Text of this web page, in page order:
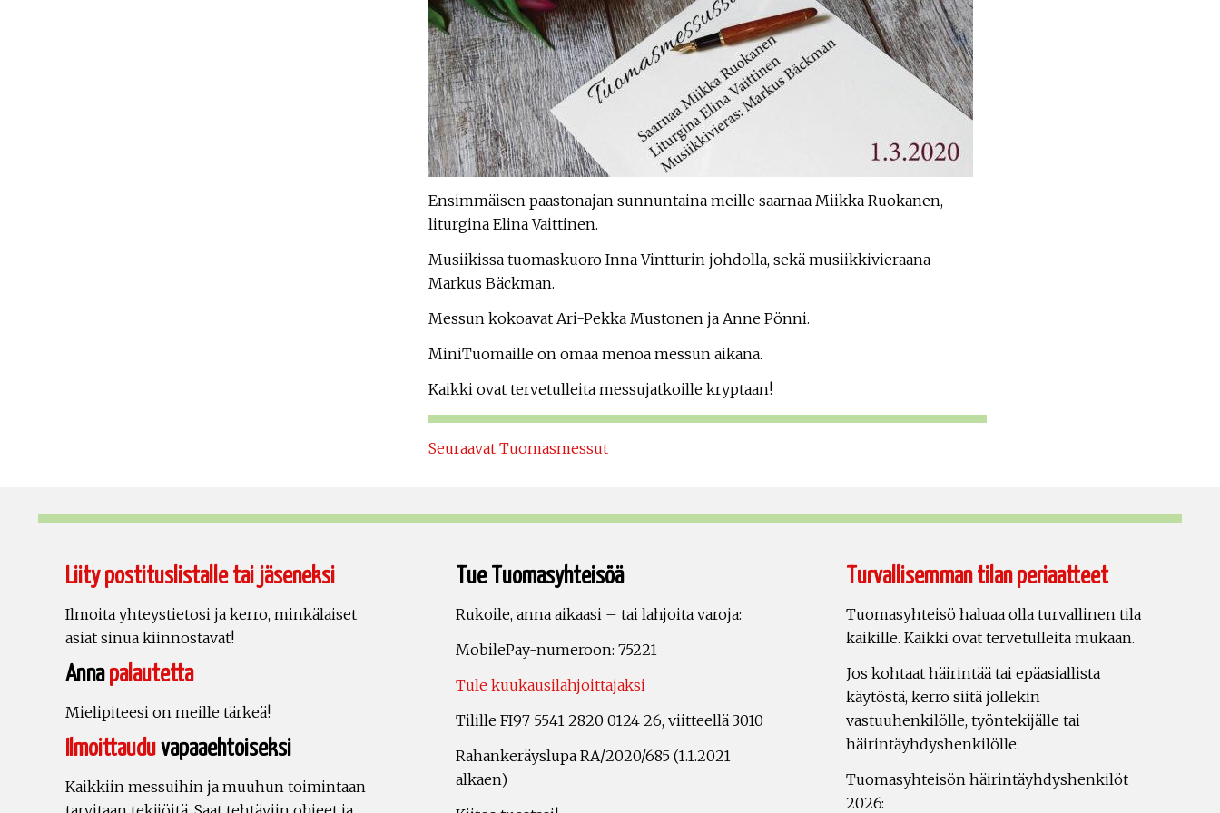
Ensimmäisen paastonajan sunnuntaina meille saarnaa Miikka Ruokanen,
liturgina Elina Vaittinen.
Musiikissa tuomaskuoro Inna Vintturin johdolla, sekä musiikkivieraana
Markus Bäckman.
Messun kokoavat Ari-Pekka Mustonen ja Anne Pönni.
MiniTuomaille on omaa menoa messun aikana.
Kaikki ovat tervetulleita messujatkoille kryptaan!
Seuraavat Tuomasmessut
Liity postituslistalle tai jäseneksi
Ilmoita yhteystietosi ja kerro, minkälaiset
asiat sinua kiinnostavat!
Annapalautetta
Mielipiteesi on meille tärkeä!
Ilmoittauduvapaaehtoiseksi
Kaikkiin messuihin ja muuhun toimintaan
Tue Tuomasyhteisöä
Rukoile, anna aikaasi – tai lahjoita varoja:
MobilePay-numeroon: 75221
Tule kuukausilahjoittajaksi
Tilille FI97 5541 2820 0124 26, viitteellä 3010
Rahankeräyslupa RA/2020/685 (1.1.2021
alkaen)
Turvallisemman tilan periaatteet
Tuomasyhteisö haluaa olla turvallinen tila
kaikille. Kaikki ovat tervetulleita mukaan.
Jos kohtaat häirintää tai epäasiallista
käytöstä, kerro siitä jollekin
vastuuhenkilölle, työntekijälle tai
häirintäyhdyshenkilölle.
Tuomasyhteisön häirintäyhdyshenkilöt
2026: